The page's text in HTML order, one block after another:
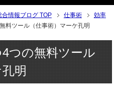
情報ブログ TOP 仕事術
効率
料ツール（仕事術）マーケ孔明
つの無料ツール
明